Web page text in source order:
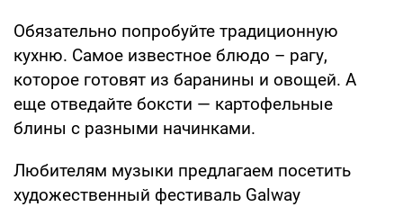
Обязательно попробуйте традиционную
кухню. Самое известное блюдо – рагу,
которое готовят из баранины и овощей. А
еще отведайте боксти — картофельные
блины с разными начинками.
Любителям музыки предлагаем посетить
художественный фестиваль Galway